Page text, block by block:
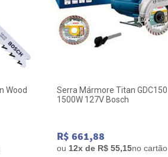
Wood
Serra Mármore Titan GDC150
1500W 127V Bosch
R$ 661,88
ou 12x de R$ 55,15no cartão